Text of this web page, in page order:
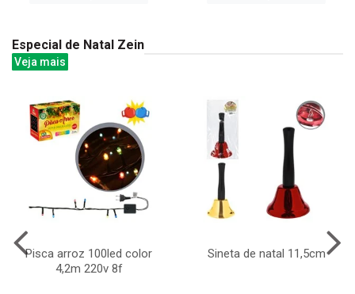
Especial de Natal Zein
Veja mais
Pisca arroz 100led color
4,2m 220v 8f
Sineta de natal 11,5cm